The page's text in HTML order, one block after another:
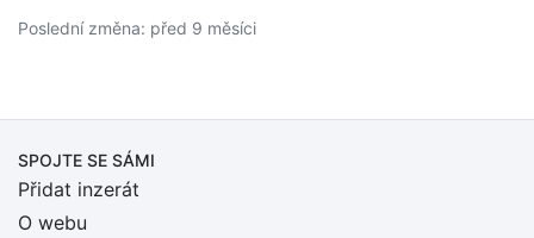
Poslední změna: před 9 měsíci
SPOJTE SE SÁMI
Přidat inzerát
O webu